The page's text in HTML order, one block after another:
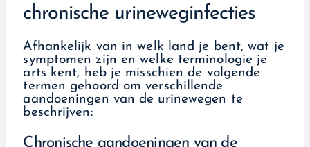
chronische urineweginfecties
Afhankelijk van in welk land je bent, wat je
symptomen zijn en welke terminologie je
arts kent, heb je misschien de volgende
termen gehoord om verschillende
aandoeningen van de urinewegen te
beschrijven:
Chronische aandoeningen van de